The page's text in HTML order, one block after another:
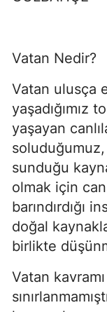
Vatan Nedir?
Vatan ulusça
yaşadığımız
yaşayan
sunduğu
olmak için
barındırdığı
doğal
birlikte
Vatan